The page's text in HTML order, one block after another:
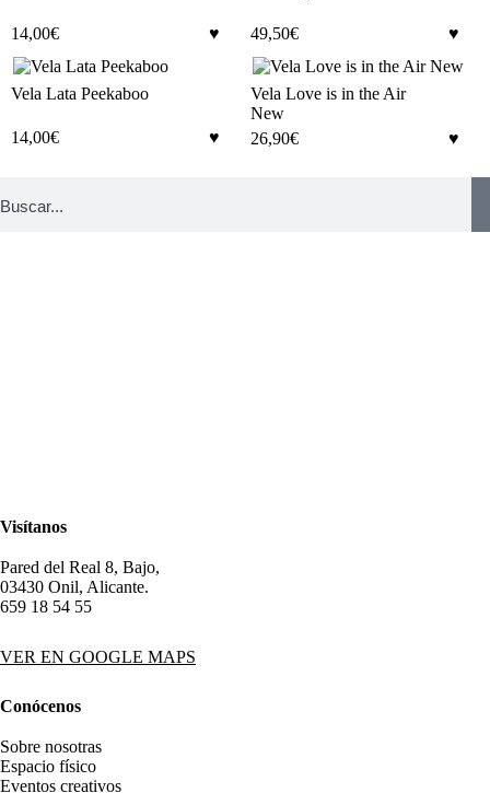
14,00€ 49,50€
Vela Lata Peekaboo
14,00€
Vela Love is in the Air
New
26,90€
Visítanos
Pared del Real 8, Bajo,
03430 Onil, Alicante.
659 18 54 55
VER EN GOOGLE MAPS
Conócenos
Sobre nosotras
Espacio físico
Eventos creativos